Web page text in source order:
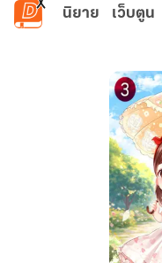
ข้ามไปยังเนื้อหาหลัก
นิยาย เว็บตูน